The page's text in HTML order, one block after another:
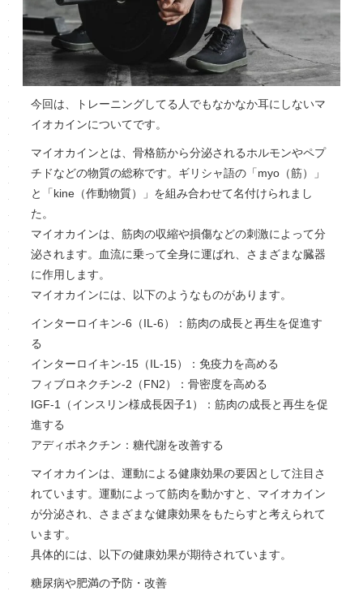
今回は、トレーニングしてる人でもなかなか耳にしないマ
イオカインについてです。
マイオカインとは、骨格筋から分泌されるホルモンやペプ
チドなどの物質の総称です。ギリシャ語の「myo（筋）」
と「kine（作動物質）」を組み合わせて名付けられまし
た。
マイオカインは、筋肉の収縮や損傷などの刺激によって分
泌されます。血流に乗って全身に運ばれ、さまざまな臓器
に作用します。
マイオカインには、以下のようなものがあります。
インターロイキン-6（IL-6）：筋肉の成長と再生を促進す
る
インターロイキン-15（IL-15）：免疫力を高める
フィブロネクチン-2（FN2）：骨密度を高める
IGF-1（インスリン様成長因子1）：筋肉の成長と再生を促
進する
アディポネクチン：糖代謝を改善する
マイオカインは、運動による健康効果の要因として注目さ
れています。運動によって筋肉を動かすと、マイオカイン
が分泌され、さまざまな健康効果をもたらすと考えられて
います。
具体的には、以下の健康効果が期待されています。
糖尿病や肥満の予防・改善